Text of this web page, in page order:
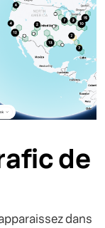
de
dans